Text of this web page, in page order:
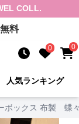
COLL.
料
0 0
人気ランキング
ボックス 布製 蝶